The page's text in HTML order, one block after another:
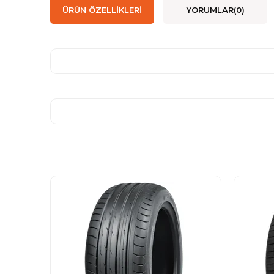
ÜRÜN ÖZELLIKLERI YORUMLAR(0)